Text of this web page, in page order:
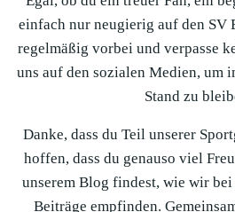
einfach nur neugierig auf den SV
regelmäßig vorbei und verpasse
uns auf den sozialen Medien, um
Stand zu
Danke, dass du Teil unserer
hoffen, dass du genauso viel
unserem Blog findest, wie wir
Beiträge empfinden.